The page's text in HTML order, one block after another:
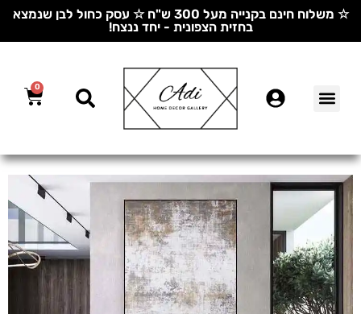
☆ משלוח חינם בקנייה מעל 300 ש"ח ☆ עסק כחול לבן שנמצא
בחזית הצפונית - יחד ננצח!
0